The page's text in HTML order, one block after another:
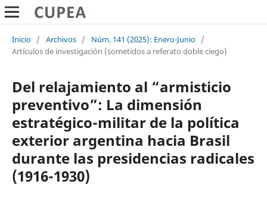
Inicio / Archivos / Núm. 141 (2025): Enero-Junio /
Artículos de investigación (sometidos a referato doble ciego)
Del relajamiento al “armisticio
preventivo”: La dimensión
estratégico-militar de la política
exterior argentina hacia Brasil
durante las presidencias radicales
(1916-1930)